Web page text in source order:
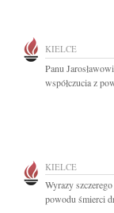
KIELCE
Panu
współczucia z
KIELCE
Wyrazy
powodu śmierci